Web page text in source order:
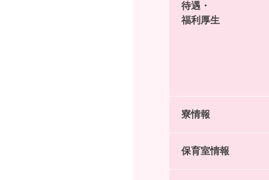
待遇・
福利厚生
寮情報
保育室情報